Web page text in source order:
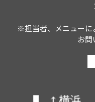
※担当者、メニューに
お問